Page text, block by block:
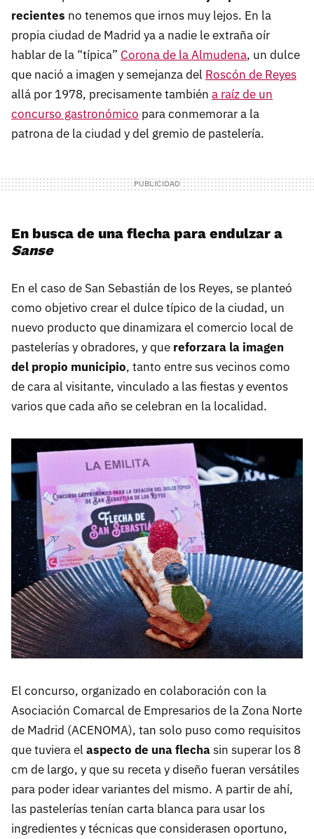
recientes no tenemos que irnos muy lejos. En la
propia ciudad de Madrid ya a nadie le extraña oír
hablar de la “típica” Corona de la Almudena, un dulce
que nació a imagen y semejanza del Roscón de Reyes
allá por 1978, precisamente también a raíz de un
concurso gastronómico para conmemorar a la
patrona de la ciudad y del gremio de pastelería.
En busca de una flecha para endulzar a
Sanse
En el caso de San Sebastián de los Reyes, se planteó
como objetivo crear el dulce típico de la ciudad, un
nuevo producto que dinamizara el comercio local de
pastelerías y obradores, y que reforzara la imagen
del propio municipio, tanto entre sus vecinos como
de cara al visitante, vinculado a las fiestas y eventos
varios que cada año se celebran en la localidad.
El concurso, organizado en colaboración con la
Asociación Comarcal de Empresarios de la Zona Norte
de Madrid (ACENOMA), tan solo puso como requisitos
que tuviera el aspecto de una flechasin superar los 8
cm de largo, y que su receta y diseño fueran versátiles
para poder idear variantes del mismo. A partir de ahí,
las pastelerías tenían carta blanca para usar los
ingredientes y técnicas que considerasen oportuno,